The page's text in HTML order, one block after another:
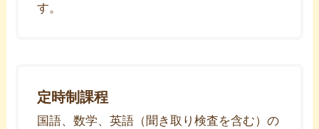
す。
定時制課程
国語、数学、英語（聞き取り検査を含む）の